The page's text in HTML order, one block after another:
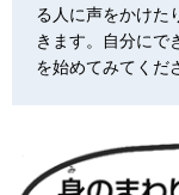
る人に声をかけた
きます。自分にで
を始めてみてくだ